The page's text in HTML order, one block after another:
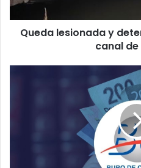
canal
de
Riberas
Queda lesionada y
canal de